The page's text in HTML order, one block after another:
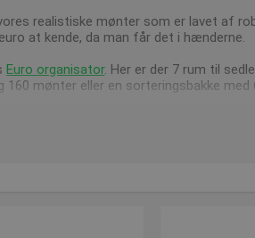
realistiske mønter som er lavet af
at kende, da man får det i hænderne.
Euro organisator. Her er der 7 rum til
mønter eller en sorteringsbakke med
nye og spændende produkter, hold dig